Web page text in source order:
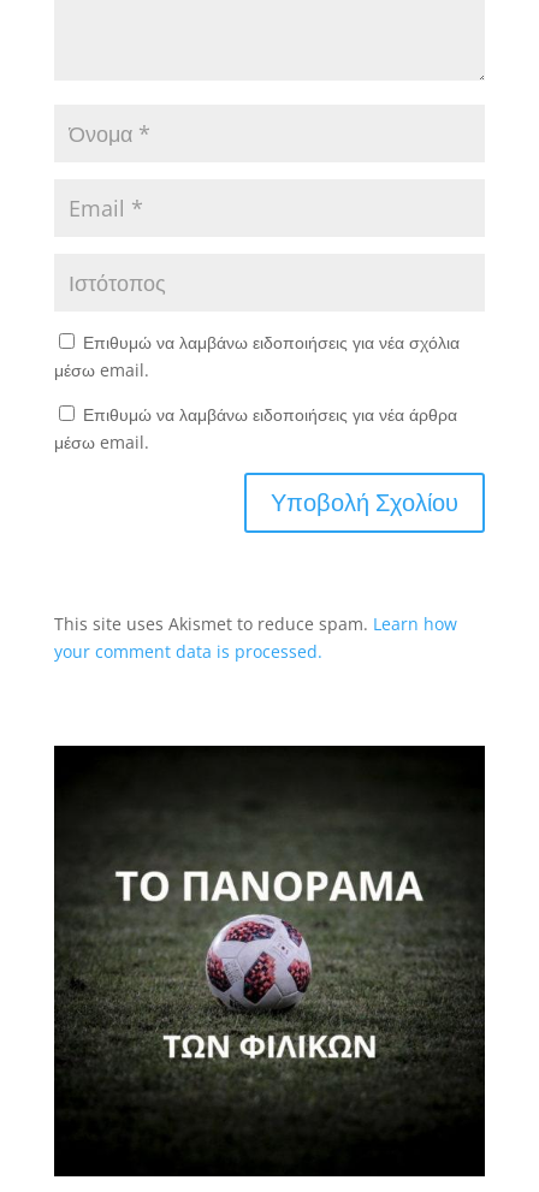
Επιθυμώ να λαμβάνω ειδοποιήσεις για νέα σχόλια
μέσω email.
Επιθυμώ να λαμβάνω ειδοποιήσεις για νέα άρθρα
μέσω email.
This site uses Akismet to reduce spam. Learn how
your comment data is processed.